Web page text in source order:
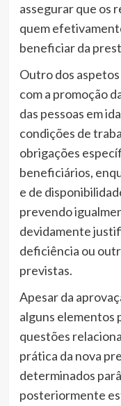
assegurar que os
quem
beneficiar da
Outro dos
com a promoção
das pessoas em
condições de
obrigações
beneficiários,
e de
prevendo
devidamente
deficiência ou
previstas.
Apesar da
alguns elementos
questões
prática da nova
determinados
posteriormente